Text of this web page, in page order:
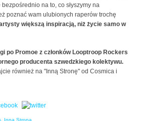
na to, co słyszymy na
poznać wam ulubionych raperów trochę
większą inspiracją, niż życie samo w
po Promoe z członków Looptroop Rockers
producenta szwedzkiego kolektywu.
również na "Inną Stronę" od Cosmica i